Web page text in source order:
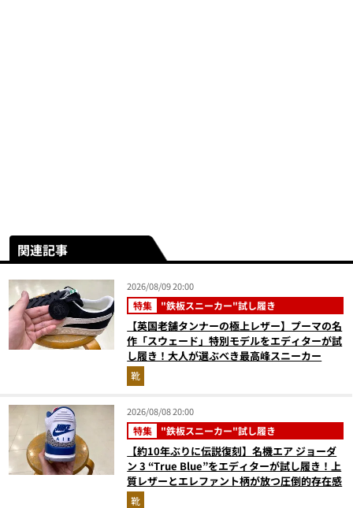
関連記事
2026/08/09 20:00
特集 "鉄板スニーカー"試し履き
【英国老舗タンナーの極上レザー】プーマの名
作「スウェード」特別モデルをエディターが試
し履き！大人が選ぶべき最高峰スニーカー
靴
2026/08/08 20:00
特集 "鉄板スニーカー"試し履き
【約10年ぶりに伝説復刻】名機エア ジョーダ
ン 3 “True Blue”をエディターが試し履き！上
質レザーとエレファント柄が放つ圧倒的存在感
靴